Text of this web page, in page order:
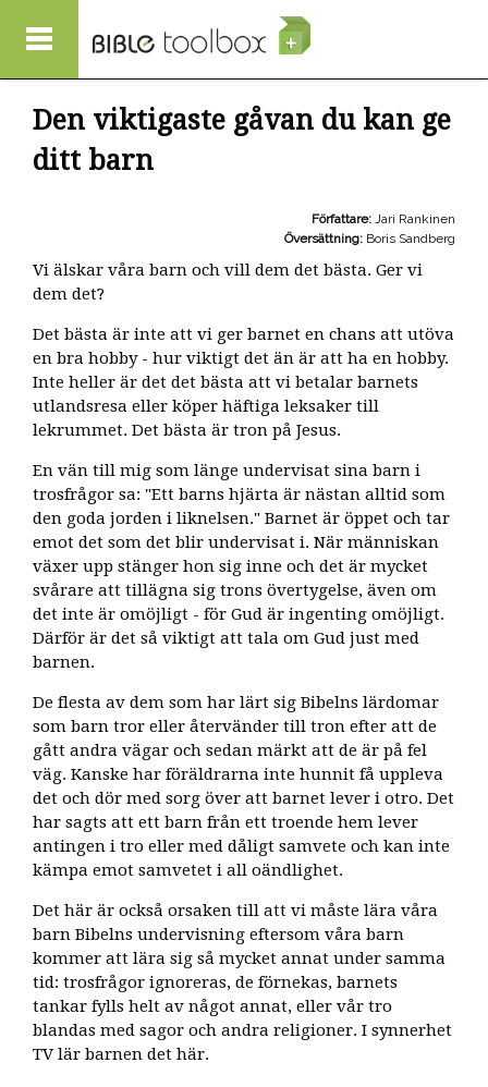
Den viktigaste gåvan du kan ge
ditt barn
Författare: Jari Rankinen
Översättning: Boris Sandberg
Vi älskar våra barn och vill dem det bästa. Ger vi
dem det?
Det bästa är inte att vi ger barnet en chans att utöva
en bra hobby - hur viktigt det än är att ha en hobby.
Inte heller är det det bästa att vi betalar barnets
utlandsresa eller köper häftiga leksaker till
lekrummet. Det bästa är tron på Jesus.
En vän till mig som länge undervisat sina barn i
trosfrågor sa: "Ett barns hjärta är nästan alltid som
den goda jorden i liknelsen." Barnet är öppet och tar
emot det som det blir undervisat i. När människan
växer upp stänger hon sig inne och det är mycket
svårare att tillägna sig trons övertygelse, även om
det inte är omöjligt - för Gud är ingenting omöjligt.
Därför är det så viktigt att tala om Gud just med
barnen.
De flesta av dem som har lärt sig Bibelns lärdomar
som barn tror eller återvänder till tron efter att de
gått andra vägar och sedan märkt att de är på fel
väg. Kanske har föräldrarna inte hunnit få uppleva
det och dör med sorg över att barnet lever i otro. Det
har sagts att ett barn från ett troende hem lever
antingen i tro eller med dåligt samvete och kan inte
kämpa emot samvetet i all oändlighet.
Det här är också orsaken till att vi måste lära våra
barn Bibelns undervisning eftersom våra barn
kommer att lära sig så mycket annat under samma
tid: trosfrågor ignoreras, de förnekas, barnets
tankar fylls helt av något annat, eller vår tro
blandas med sagor och andra religioner. I synnerhet
TV lär barnen det här.